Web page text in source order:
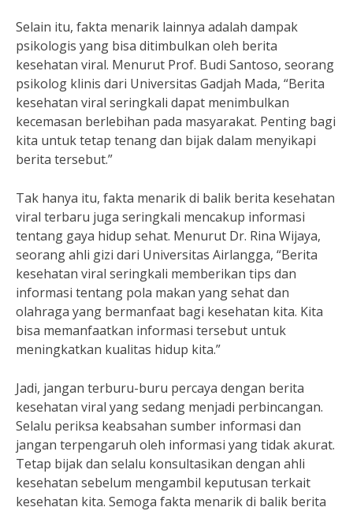
Selain itu, fakta menarik lainnya adalah dampak
psikologis yang bisa ditimbulkan oleh berita
kesehatan viral. Menurut Prof. Budi Santoso, seorang
psikolog klinis dari Universitas Gadjah Mada, “Berita
kesehatan viral seringkali dapat menimbulkan
kecemasan berlebihan pada masyarakat. Penting bagi
kita untuk tetap tenang dan bijak dalam menyikapi
berita tersebut.”
Tak hanya itu, fakta menarik di balik berita kesehatan
viral terbaru juga seringkali mencakup informasi
tentang gaya hidup sehat. Menurut Dr. Rina Wijaya,
seorang ahli gizi dari Universitas Airlangga, “Berita
kesehatan viral seringkali memberikan tips dan
informasi tentang pola makan yang sehat dan
olahraga yang bermanfaat bagi kesehatan kita. Kita
bisa memanfaatkan informasi tersebut untuk
meningkatkan kualitas hidup kita.”
Jadi, jangan terburu-buru percaya dengan berita
kesehatan viral yang sedang menjadi perbincangan.
Selalu periksa keabsahan sumber informasi dan
jangan terpengaruh oleh informasi yang tidak akurat.
Tetap bijak dan selalu konsultasikan dengan ahli
kesehatan sebelum mengambil keputusan terkait
kesehatan kita. Semoga fakta menarik di balik berita